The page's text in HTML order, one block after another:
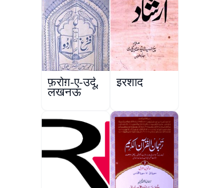
फ़रोग़-ए-उर्दू,
लखनऊ
इरशाद